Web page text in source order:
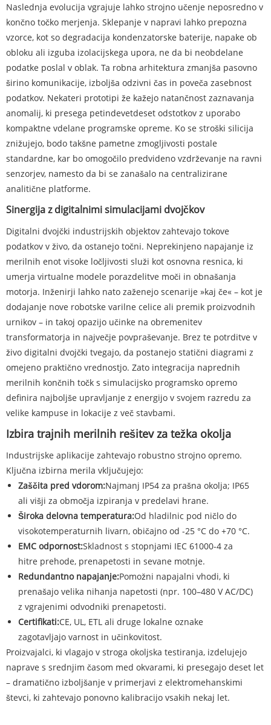
Naslednja evolucija vgrajuje lahko strojno učenje neposredno v
končno točko merjenja. Sklepanje v napravi lahko prepozna
vzorce, kot so degradacija kondenzatorske baterije, napake ob
obloku ali izguba izolacijskega upora, ne da bi neobdelane
podatke poslal v oblak. Ta robna arhitektura zmanjša pasovno
širino komunikacije, izboljša odzivni čas in poveča zasebnost
podatkov. Nekateri prototipi že kažejo natančnost zaznavanja
anomalij, ki presega petindevetdeset odstotkov z uporabo
kompaktne vdelane programske opreme. Ko se stroški silicija
znižujejo, bodo takšne pametne zmogljivosti postale
standardne, kar bo omogočilo predvideno vzdrževanje na ravni
senzorjev, namesto da bi se zanašalo na centralizirane
analitične platforme.
Sinergija z digitalnimi simulacijami dvojčkov
Digitalni dvojčki industrijskih objektov zahtevajo tokove
podatkov v živo, da ostanejo točni. Neprekinjeno napajanje iz
merilnih enot visoke ločljivosti služi kot osnovna resnica, ki
umerja virtualne modele porazdelitve moči in obnašanja
motorja. Inženirji lahko nato zaženejo scenarije »kaj če« – kot je
dodajanje nove robotske varilne celice ali premik proizvodnih
urnikov – in takoj opazijo učinke na obremenitev
transformatorja in največje povpraševanje. Brez te potrditve v
živo digitalni dvojčki tvegajo, da postanejo statični diagrami z
omejeno praktično vrednostjo. Zato integracija naprednih
merilnih končnih točk s simulacijsko programsko opremo
definira najboljše upravljanje z energijo v svojem razredu za
velike kampuse in lokacije z več stavbami.
Izbira trajnih merilnih rešitev za težka okolja
Industrijske aplikacije zahtevajo robustno strojno opremo.
Ključna izbirna merila vključujejo:
Zaščita pred vdorom:Najmanj IP54 za prašna okolja; IP65
ali višji za območja izpiranja v predelavi hrane.
Široka delovna temperatura:Od hladilnic pod ničlo do
visokotemperaturnih livarn, običajno od -25 °C do +70 °C.
EMC odpornost:Skladnost s stopnjami IEC 61000-4 za
hitre prehode, prenapetosti in sevane motnje.
Redundantno napajanje:Pomožni napajalni vhodi, ki
prenašajo velika nihanja napetosti (npr. 100–480 V AC/DC)
z vgrajenimi odvodniki prenapetosti.
Certifikati:CE, UL, ETL ali druge lokalne oznake
zagotavljajo varnost in učinkovitost.
Proizvajalci, ki vlagajo v stroga okoljska testiranja, izdelujejo
naprave s srednjim časom med okvarami, ki presegajo deset let
– dramatično izboljšanje v primerjavi z elektromehanskimi
števci, ki zahtevajo ponovno kalibracijo vsakih nekaj let.